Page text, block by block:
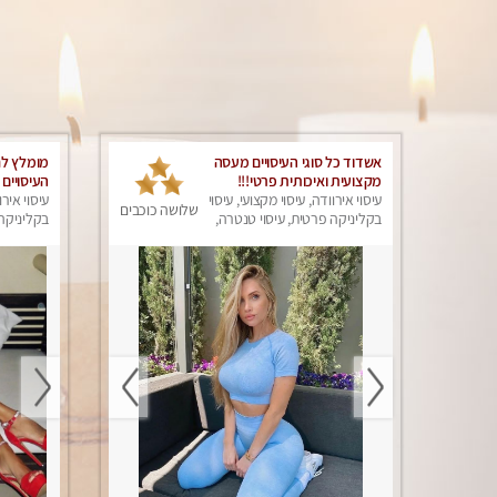
אשדוד כל סוגי העיסויים מעסה
מקצועית ואיכותית פרטי!!!
עיסוי אירוודה, עיסוי מקצועי, עיסוי
בקליניקה פרטית, עיסוי טנטרה,
שלושה כוכבים
מומלץ
עיסוי